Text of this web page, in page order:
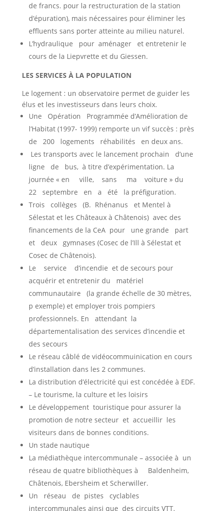
de francs. pour la restructuration de la station
d’épuration), mais nécessaires pour éliminer les
effluents sans porter atteinte au milieu naturel.
L’hydraulique pour aménager et entretenir le
cours de la Liepvrette et du Giessen.
LES SERVICES À LA POPULATION
Le logement : un observatoire permet de guider les
élus et les investisseurs dans leurs choix.
Une Opération Programmée d’Amélioration de
l’Habitat (1997- 1999) remporte un vif succès : près
de 200 logements réhabilités en deux ans.
Les transports avec le lancement prochain d’une
ligne de bus, à titre d’expérimentation. La
journée « en ville, sans ma voiture » du
22 septembre en a été la préfiguration.
Trois collèges (B. Rhénanus et Mentel à
Sélestat et les Châteaux à Châtenois) avec des
financements de la CeA pour une grande part
et deux gymnases (Cosec de l’Ill à Sélestat et
Cosec de Châtenois).
Le service d’incendie et de secours pour
acquérir et entretenir du matériel
communautaire (la grande échelle de 30 mètres,
p exemple) et employer trois pompiers
professionnels. En attendant la
départementalisation des services d’incendie et
des secours
Le réseau câblé de vidéocommuinication en cours
d’installation dans les 2 communes.
La distribution d’électricité qui est concédée à EDF.
– Le tourisme, la culture et les loisirs
Le développement touristique pour assurer la
promotion de notre secteur et accueillir les
visiteurs dans de bonnes conditions.
Un stade nautique
La médiathèque intercommunale – associée à un
réseau de quatre bibliothèques à Baldenheim,
Châtenois, Ebersheim et Scherwiller.
Un réseau de pistes cyclables
intercommunales ainsi que des circuits VTT.